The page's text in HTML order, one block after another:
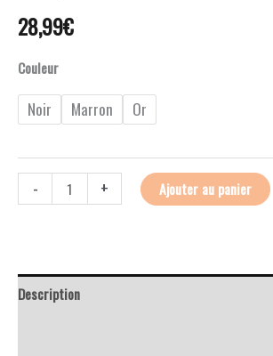
28,99€
Couleur
Noir Marron Or
- + Ajouter au panier
Description